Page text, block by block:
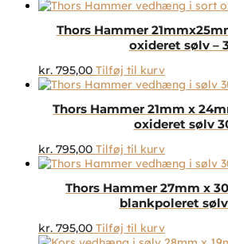
Thors Hammer
oxideret sølv –
kr. 795,00 Tilføj til kurv
Thors Hammer 21mm x
oxideret sølv
kr. 795,00 Tilføj til kurv
Thors Hammer 27mm x
blankpoleret
kr. 795,00 Tilføj til kurv